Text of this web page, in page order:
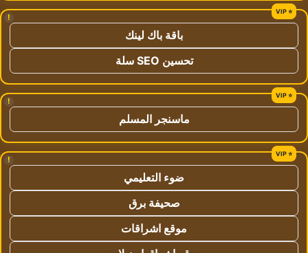
!
باقة باك لينك
تحسين SEO سلة
!
ماسنجر المسلم
!
ضوء التعليمي
صحيفة برق
موقع اشراقات